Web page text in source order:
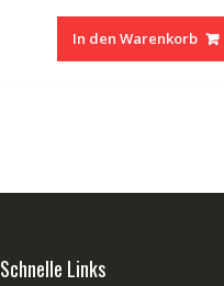
war:
41.87 CHF
In den Warenkorb
Schnelle Links